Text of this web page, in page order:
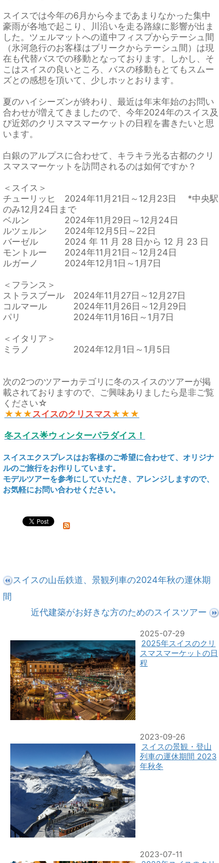
スイスでは今年の6月から今まであまりなかった集中
豪雨が各地で起こり、川沿いを走る路線に影響が出ま
した。ツェルマットへの道中フィスプからテーシュ間
（氷河急行のお客様はブリークからテーシュ間）は現
在も代替バスでの移動となっております。しかし、そ
こはスイスの良いところ、バスの移動もとてもスムー
ズとの感想を頂いて、少しホッとおります。
夏のハイシーズンが終わり、最近は年末年始のお問い
合わせが増えてきましたので、今年2024年のスイス及
び近郊のクリスマスマーケットの日程を書きたいと思
います。
白銀のアルプスに合わせて、キラキラ光る古都のクリ
スマスマーケットを訪問されるのは如何ですか？
＜スイス＞
チューリッヒ 2024年11月21日～12月23日 *中央駅
のみ12月24日まで
ベルン 2024年11月29日～12月24日
ルツェルン 2024年12月5日～22日
バーゼル 2024 年 11 月 28 日から 12 月 23 日
モントルー 2024年11月21日～12月24日
ルガーノ 2024年12月1日～1月7日
＜フランス＞
ストラスブール 2024年11月27日～12月27日
コルマール 2024年11月26日～12月29日
パリ 2024年11月16日～1月7日
＜イタリア＞
ミラノ 2024年12月1日～1月5日
次の2つのツアーカテゴリに冬のスイスのツアーが掲
載されておりますので、ご興味ありましたら是非ご覧
ください☆
★★★スイスのクリスマス★★★
冬スイス🌟ウィンターパラダイス！
スイスエクスプレスはお客様のご希望に合わせて、オリジナ
ルのご旅行をお作りしています。
モデルツアーを参考にしていただき、アレンジしますので、
お気軽にお問い合わせください。
スイスの山岳鉄道、景観列車の2024年秋の運休期
間
近代建築がお好きな方のためのスイスツアー
2025-07-29
2025年スイスのクリ
スマスマーケットの日
程
2023-09-26
スイスの景観・登山
列車の運休期間 2023
年秋冬
2023-07-11